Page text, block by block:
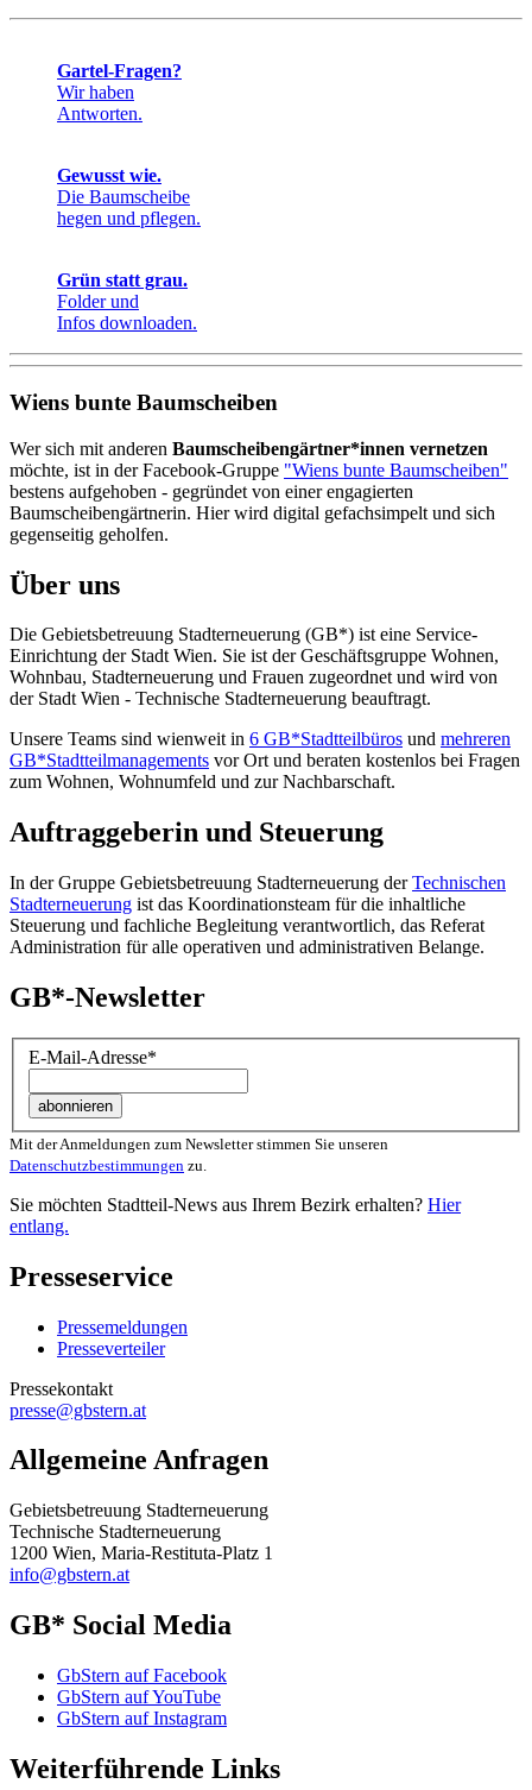
Gartel-Fragen?
Wir haben
Antworten.
Gewusst wie.
Die Baumscheibe
hegen und pflegen.
Grün statt grau.
Folder und
Infos downloaden.
Wiens bunte Baumscheiben
Wer sich mit anderen Baumscheibengärtner*innen vernetzen
möchte, ist in der Facebook-Gruppe "Wiens bunte Baumscheiben"
bestens aufgehoben - gegründet von einer engagierten
Baumscheibengärtnerin. Hier wird digital gefachsimpelt und sich
gegenseitig geholfen.
Über uns
Die Gebietsbetreuung Stadterneuerung (GB*) ist eine Service-
Einrichtung der Stadt Wien. Sie ist der Geschäfts­gruppe Wohnen,
Wohnbau, Stadt­erneuerung und Frauen zugeordnet und wird von
der Stadt Wien - Technische Stadterneuerung beauftragt.
Unsere Teams sind wienweit in 6 GB*Stadtteilbüros und mehreren
GB*Stadtteilmanagements vor Ort und beraten kostenlos bei Fragen
zum Wohnen, Wohnumfeld und zur Nachbarschaft.
Auftraggeberin und Steuerung
In der Gruppe Gebietsbetreuung Stadterneuerung derTechnischen
Stadterneuerung ist das Koordinationsteam für die inhaltliche
Steuerung und fachliche Begleitung verantwortlich, das Referat
Administration für alle operativen und administrativen Belange.
GB*-Newsletter
E-Mail-Adresse*
Mit der Anmeldungen zum Newsletter stimmen Sie unseren
Datenschutzbestimmungen zu.
Sie möchten Stadtteil-News aus Ihrem Bezirk erhalten? Hier
entlang.
Presseservice
Pressemeldungen
Presseverteiler
Pressekontakt
presse@gbstern.at
Allgemeine Anfragen
Gebietsbetreuung Stadterneuerung
Technische Stadterneuerung
1200 Wien, Maria-Restituta-Platz 1
info@gbstern.at
GB* Social Media
GbStern auf Facebook
GbStern auf YouTube
GbStern auf Instagram
Weiterführende Links